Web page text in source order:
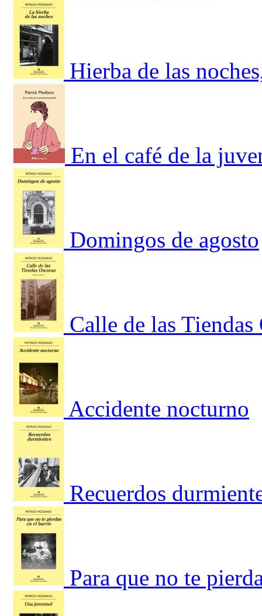
Hierba de las
En el café de la
Domingos de agosto
Calle de las Tiendas
Accidente nocturno
Recuerdos
Para que no te